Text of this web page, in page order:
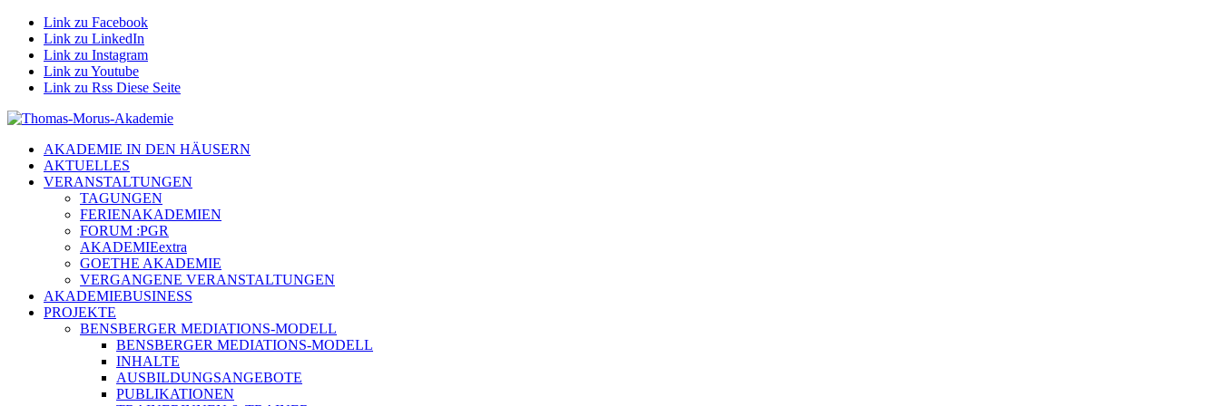
Link zu Facebook
Link zu LinkedIn
Link zu Instagram
Link zu Youtube
Link zu Rss Diese Seite
AKADEMIE IN DEN HÄUSERN
AKTUELLES
VERANSTALTUNGEN
TAGUNGEN
FERIENAKADEMIEN
FORUM :PGR
AKADEMIEextra
GOETHE AKADEMIE
VERGANGENE VERANSTALTUNGEN
AKADEMIEBUSINESS
PROJEKTE
BENSBERGER MEDIATIONS-MODELL
BENSBERGER MEDIATIONS-MODELL
INHALTE
AUSBILDUNGSANGEBOTE
PUBLIKATIONEN